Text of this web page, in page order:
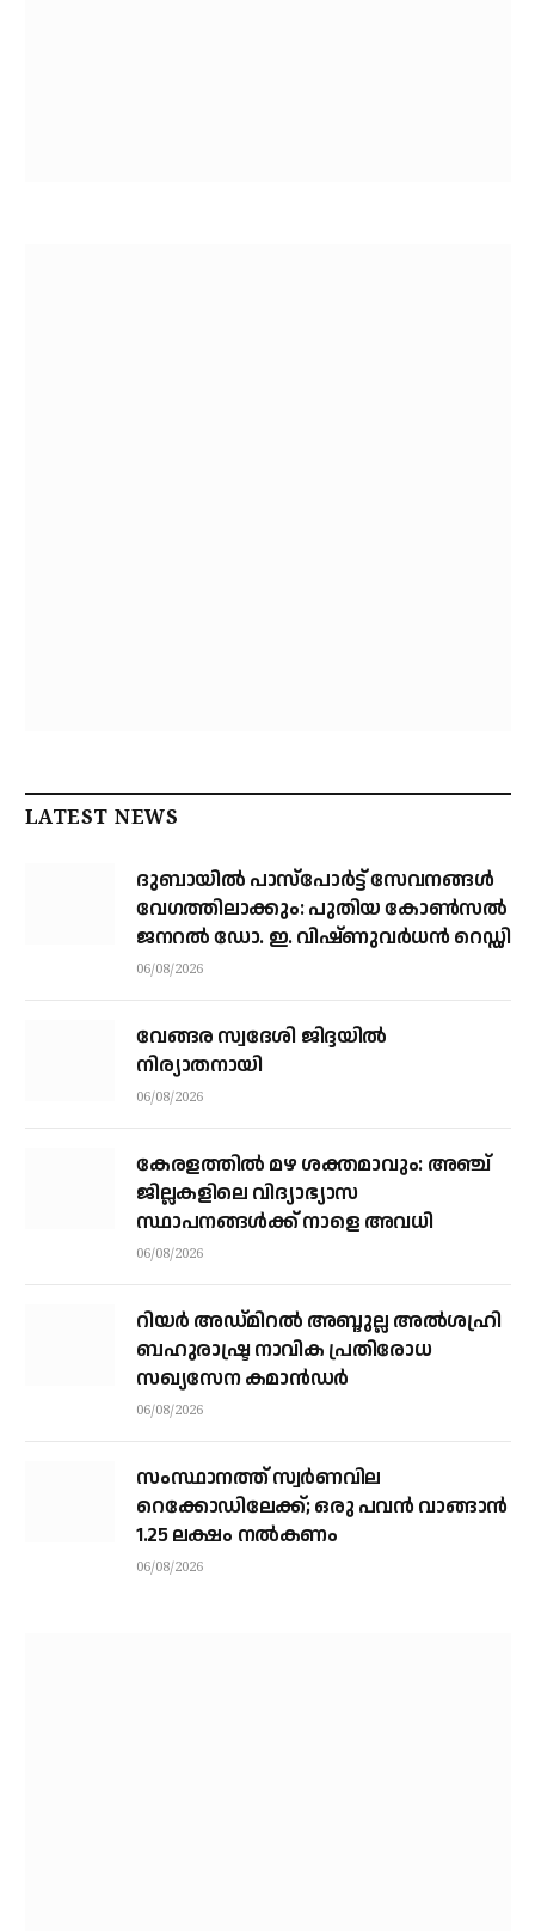
LATEST NEWS
ദുബായിൽ പാസ്‌പോർട്ട് സേവനങ്ങൾ
വേഗത്തിലാക്കും: പുതിയ കോൺസൽ
ജനറൽ ഡോ. ഇ. വിഷ്ണുവർധൻ റെഡ്ഡി
06/08/2026
വേങ്ങര സ്വദേശി ജിദ്ദയിൽ
നിര്യാതനായി
06/08/2026
കേരളത്തില്‍ മഴ ശക്തമാവും: അഞ്ച്
ജില്ലകളിലെ വിദ്യാഭ്യാസ
സ്ഥാപനങ്ങള്‍ക്ക് നാളെ അവധി
06/08/2026
റിയര്‍ അഡ്മിറല്‍ അബ്ദുല്ല അല്‍ശഹ്രി
ബഹുരാഷ്ട്ര നാവിക പ്രതിരോധ
സഖ്യസേന കമാന്‍ഡര്‍
06/08/2026
സംസ്ഥാനത്ത് സ്വര്‍ണവില
റെക്കോഡിലേക്ക്; ഒരു പവന്‍ വാങ്ങാന്‍
1.25 ലക്ഷം നല്‍കണം
06/08/2026